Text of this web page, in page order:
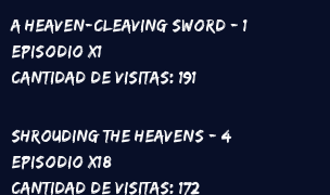
A Heaven-Cleaving Sword - 1
Episodio x1
Cantidad de Visitas: 191
Shrouding the Heavens - 4
Episodio x18
Cantidad de Visitas: 172